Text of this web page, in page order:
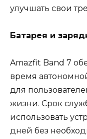
улучшать свои
Батарея и
Amazfit Band 7
время
для
жизни. Срок
использовать
дней без